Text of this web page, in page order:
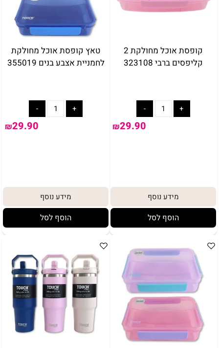
קופסת אוכל מחולקת 2
קליפסים ברבי 323108
₪29.90
מידע נוסף
הוסף לסל
טאץ קופסת אוכל מחולקת
לחמניית אצבע בנים 355019
₪29.90
מידע נוסף
הוסף לסל